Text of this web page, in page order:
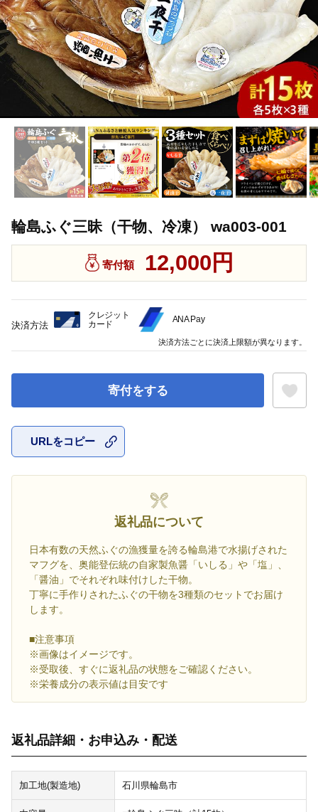
輪島ふぐ三昧（干物、冷凍） wa003-001
寄付額 12,000円
寄付をする
URLをコピー
返礼品について
日本有数の天然ふぐの漁獲量を誇る輪島港で水揚げされた
マフグを、奥能登伝統の自家製魚醤「いしる」や「塩」、
「醤油」でそれぞれ味付けした干物。
丁寧に手作りされたふぐの干物を3種類のセットでお届け
します。
■注意事項
※画像はイメージです。
※受取後、すぐに返礼品の状態をご確認ください。
※栄養成分の表示値は目安です
返礼品詳細・お申込み・配送
加工地(製造地) 石川県輪島市
決済方法
クレジット
カード
ANA Pay
決済方法ごとに決済上限額が異なります。